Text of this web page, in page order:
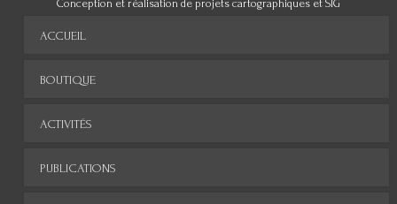
Conception et réalisation de projets cartographiques et SIG
ACCUEIL
BOUTIQUE
ACTIVITÉS
PUBLICATIONS